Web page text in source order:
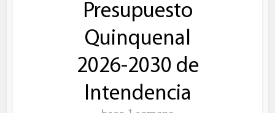
Presupuesto
Quinquenal
2026-2030 de
Intendencia